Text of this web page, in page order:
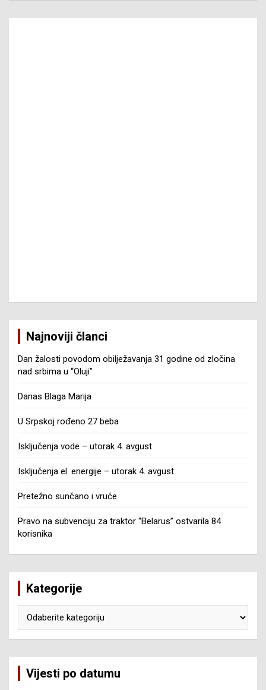
Najnoviji članci
Dan žalosti povodom obilježavanja 31 godine od zločina
nad srbima u “Oluji”
Danas Blaga Marija
U Srpskoj rođeno 27 beba
Isključenja vode – utorak 4. avgust
Isključenja el. energije – utorak 4. avgust
Pretežno sunčano i vruće
Pravo na subvenciju za traktor “Belarus” ostvarila 84
korisnika
Kategorije
Vijesti po datumu